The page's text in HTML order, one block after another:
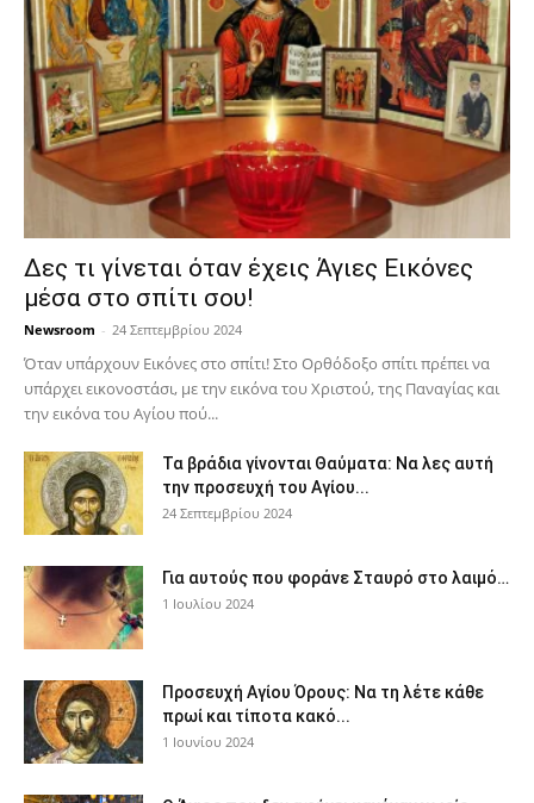
Δες τι γίνεται όταν έχεις Άγιες Εικόνες
μέσα στο σπίτι σου!
Newsroom - 24 Σεπτεμβρίου 2024
Όταν υπάρχουν Εικόνες στο σπίτι! Στο Ορθόδοξο σπίτι πρέπει να
υπάρχει εικονοστάσι, με την εικόνα του Χριστού, της Παν­αγίας και
την εικόνα του Αγίου πού...
Τα βράδια γίνονται Θαύματα: Να λες αυτή
την προσευχή του Αγίου...
24 Σεπτεμβρίου 2024
Για αυτούς που φοράνε Σταυρό στο λαιμό…
1 Ιουλίου 2024
Προσευχή Αγίου Όρους: Να τη λέτε κάθε
πρωί και τίποτα κακό...
1 Ιουνίου 2024